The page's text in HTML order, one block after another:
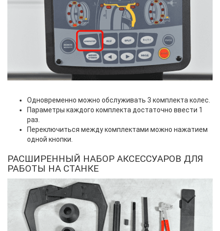
Одновременно можно обслуживать 3 комплекта колес.
Параметры каждого комплекта достаточно ввести 1
раз.
Переключиться между комплектами можно нажатием
одной кнопки.
РАСШИРЕННЫЙ НАБОР АКСЕССУАРОВ ДЛЯ
РАБОТЫ НА СТАНКЕ